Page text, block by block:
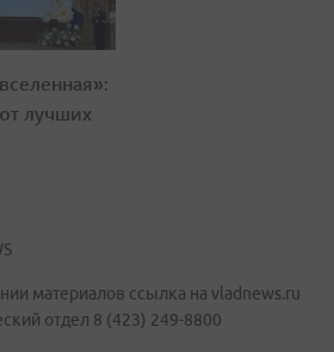
лучших
материалов ссылка на vladnews.ru
отдел 8 (423) 249-8800